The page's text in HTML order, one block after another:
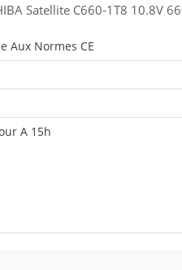
Satellite C660-1T8 10.8V
Aux Normes CE
A 15h